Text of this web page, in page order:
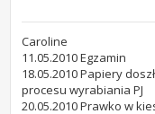
Caroline
11.05.2010 Egzamin
18.05.2010 Papiery
procesu wyrabiania PJ
20.05.2010 Prawko w